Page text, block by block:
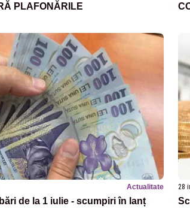
PLAFONĂRILE
Actualitate
de la 1 iulie - scumpiri în lanț
28